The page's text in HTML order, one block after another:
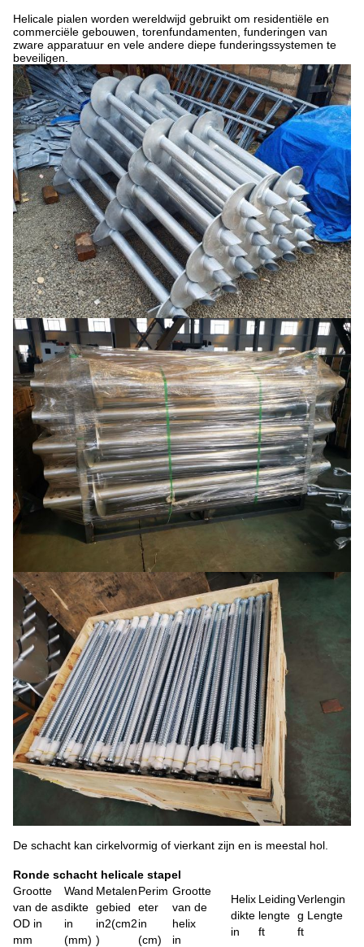
Helicale pialen worden wereldwijd gebruikt om residentiële en
commerciële gebouwen, torenfundamenten, funderingen van
zware apparatuur en vele andere diepe funderingssystemen te
beveiligen.
De schacht kan cirkelvormig of vierkant zijn en is meestal hol.
Ronde schacht helicale stapel
Grootte
van de as
OD in
mm
Wand
dikte
in
(mm)
Metalen
gebied
in2(cm2
)
Perim
eter
in
(cm)
Grootte
van de
helix
in
Helix
dikte
in
Leiding
lengte
ft
Verlengin
g Lengte
ft